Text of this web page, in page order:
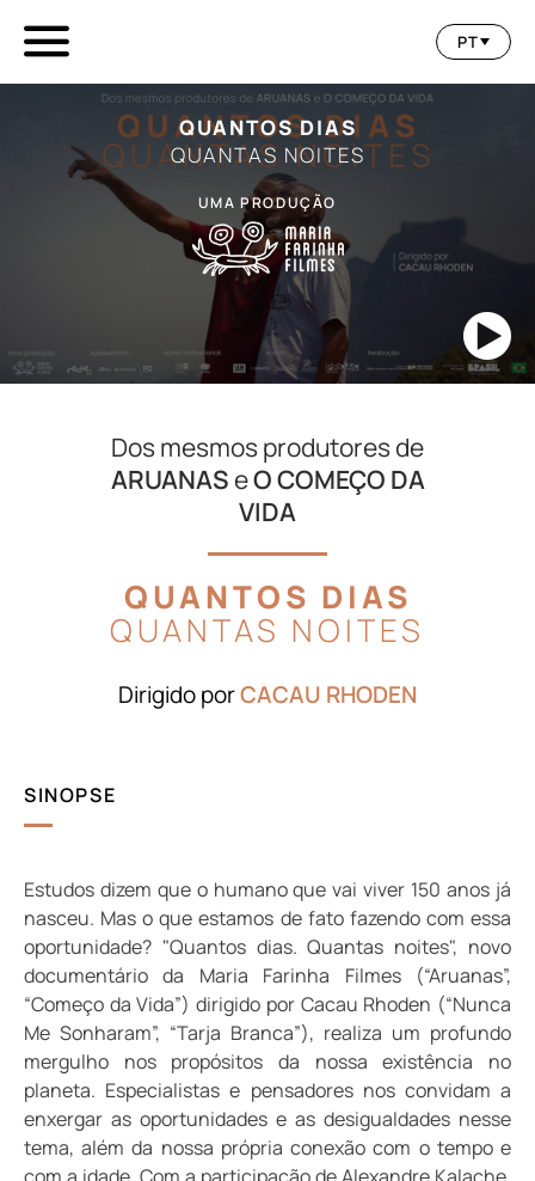
PT
EN
QUANTOS DIAS
QUANTAS NOITES
UMA PRODUÇÃO
QUANTOS DIAS
QUANTAS NOITES
Dirigido porCACAU RHODEN
Dos mesmos produtores de
ARUANASeO COMEÇO DA
VIDA
SINOPSE
Estudos dizem que o humano que vai viver 150 anos já
nasceu. Mas o que estamos de fato fazendo com essa
oportunidade? "Quantos dias. Quantas noites", novo
documentário da Maria Farinha Filmes (“Aruanas”,
“Começo da Vida”) dirigido por Cacau Rhoden (“Nunca
Me Sonharam”, “Tarja Branca”), realiza um profundo
mergulho nos propósitos da nossa existência no
planeta. Especialistas e pensadores nos convidam a
enxergar as oportunidades e as desigualdades nesse
tema, além da nossa própria conexão com o tempo e